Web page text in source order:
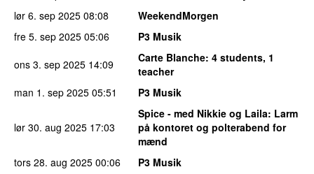
lør 6. sep 2025 08:08
WeekendMorgen
fre 5. sep 2025 05:06
P3 Musik
ons 3. sep 2025 14:09 Carte Blanche: 4 students, 1
teacher
man 1. sep 2025 05:51 P3 Musik
lør 30. aug 2025 17:03
Spice - med Nikkie og Laila: Larm
på kontoret og polterabend for
mænd
tors 28. aug 2025 00:06 P3 Musik